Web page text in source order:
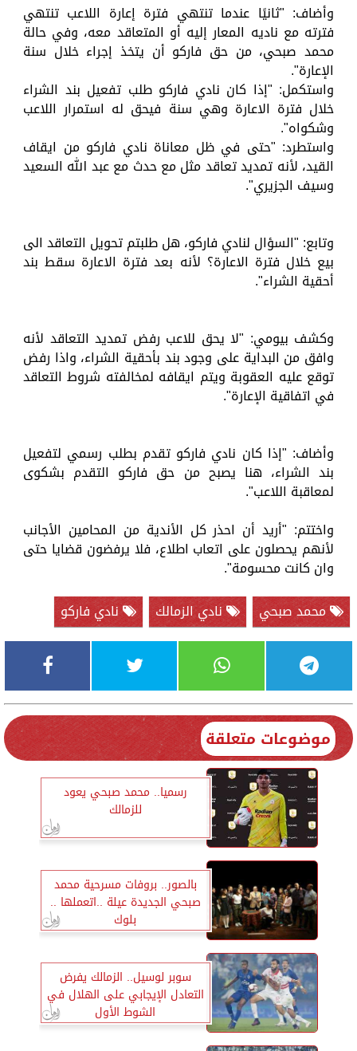
وأضاف: "ثانيًا عندما تنتهي فترة إعارة اللاعب تنتهي
فترته مع ناديه المعار إليه أو المتعاقد معه، وفي حالة
محمد صبحي، من حق فاركو أن يتخذ إجراء خلال سنة
الإعارة".
واستكمل: "إذا كان نادي فاركو طلب تفعيل بند الشراء
خلال فترة الاعارة وهي سنة فيحق له استمرار اللاعب
وشكواه".
واستطرد: "حتى في ظل معاناة نادي فاركو من ايقاف
القيد، لأنه تمديد تعاقد مثل مع حدث مع عبد الله السعيد
وسيف الجزيري".
وتابع: "السؤال لنادي فاركو، هل طلبتم تحويل التعاقد الى
بيع خلال فترة الاعارة؟ لأنه بعد فترة الاعارة سقط بند
أحقية الشراء".
وكشف بيومي: "لا يحق للاعب رفض تمديد التعاقد لأنه
وافق من البداية على وجود بند بأحقية الشراء، واذا رفض
توقع عليه العقوبة ويتم ايقافه لمخالفته شروط التعاقد
في اتفاقية الإعارة".
وأضاف: "إذا كان نادي فاركو تقدم بطلب رسمي لتفعيل
بند الشراء، هنا يصبح من حق فاركو التقدم بشكوى
لمعاقبة اللاعب".
واختتم: "أريد أن احذر كل الأندية من المحامين الأجانب
لأنهم يحصلون على اتعاب اطلاع، فلا يرفضون قضايا حتى
وان كانت محسومة".
محمد صبحي
نادي الزمالك نادي فاركو
موضوعات متعلقة
رسميا.. محمد صبحي يعود
للزمالك
بالصور.. بروفات مسرحية محمد
صبحي الجديدة عيلة ..اتعملها ..
بلوك
سوبر لوسيل.. الزمالك يفرض
التعادل الإيجابي على الهلال في
الشوط الأول